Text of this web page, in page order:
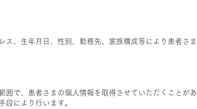
、生年月日、性別、勤務先、家族構成等により患者さま
囲で、患者さまの個人情報を取得させていただくことがあ
段により行います。